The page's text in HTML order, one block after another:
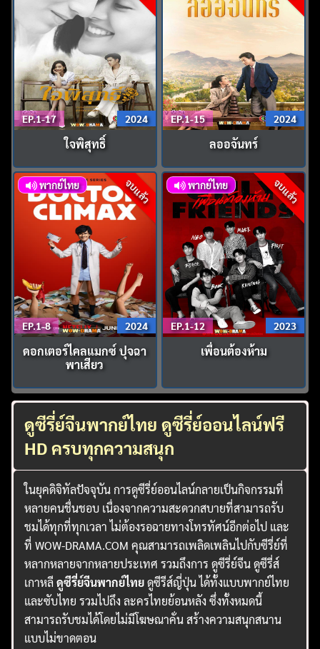
EP.1-17 2024
ใจพิสุทธิ์
EP.1-15 2024
ลออจันทร์
จบแล้ว
พากย์ไทย
EP.1-8 2024
ดอกเตอร์ไคลแมกซ์ ปุจฉา
พาเสียว
จบแล้ว
พากย์ไทย
EP.1-12 2023
เพื่อนต้องห้าม
ดูซีรี่ย์จีนพากย์ไทย ดูซีรี่ย์ออนไลน์ฟรี
HD ครบทุกความสนุก
ในยุคดิจิทัลปัจจุบัน การดูซีรี่ย์ออนไลน์กลายเป็นกิจกรรมที่
หลายคนชื่นชอบ เนื่องจากความสะดวกสบายที่สามารถรับ
ชมได้ทุกที่ทุกเวลา ไม่ต้องรอฉายทางโทรทัศน์อีกต่อไป และ
ที่ WOW-DRAMA.COM คุณสามารถเพลิดเพลินไปกับซีรี่ย์ที่
หลากหลายจากหลายประเทศ รวมถึงการ ดูซีรี่ย์จีน ดูซีรี่ส์
เกาหลีดูซีรี่ย์จีนพากย์ไทยดูซีรีส์ญี่ปุ่น ได้ทั้งแบบพากย์ไทย
และซับไทย รวมไปถึง ละครไทยย้อนหลัง ซึ่งทั้งหมดนี้
สามารถรับชมได้โดยไม่มีโฆษณาคั่น สร้างความสนุกสนาน
แบบไม่ขาดตอน